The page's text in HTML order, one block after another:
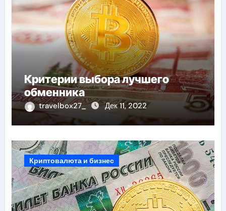
Критерии выбора лучшего
обменника
travelbox27_ Дек 11, 2022
Криптовалюта и бизнес